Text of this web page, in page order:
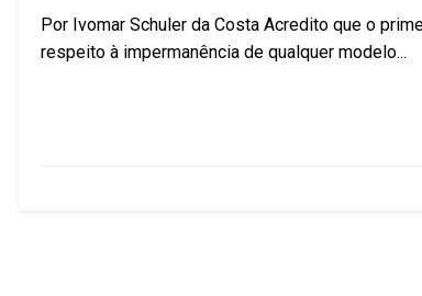
Por Ivomar Schuler da Costa Acredito que o
respeito à impermanência de qualquer modelo...